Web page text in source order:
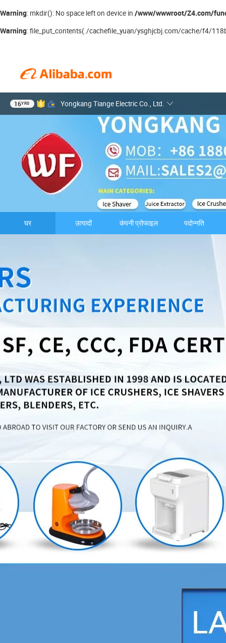
Warning: mkdir(): No space left on device in /www/wwwroot/Z4.com/
Warning: file_put_contents(./cachefile_yuan/ysghjcbj.com/cache/f4/
16YRS Yongkang Tiange Electric Co., Ltd.
घर उत्पादों कंपनी प्रोफाइल पदोन्नति